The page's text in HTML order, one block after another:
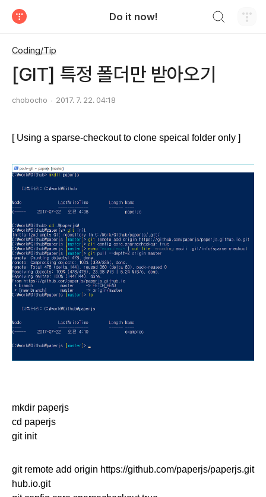
Do it now!
Coding/Tip
[GIT] 특정 폴더만 받아오기
chobocho 2017. 7. 22. 04:18
[ Using a sparse-checkout to clone speical folder only ]
mkdir paperjs
cd paperjs
git init
git remote add origin https://github.com/paperjs/paperjs.git
hub.io.git